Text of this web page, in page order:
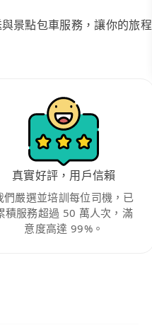
景點包車服務，讓你的旅程
真實好評，用戶信賴
們嚴選並培訓每位司機，已
積服務超過 50 萬人次，滿
意度高達 99%。